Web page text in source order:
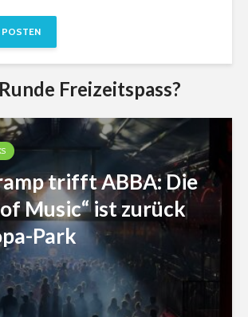
Freizeitspass?
trifft ABBA: Die
Music“ ist zurück
Park